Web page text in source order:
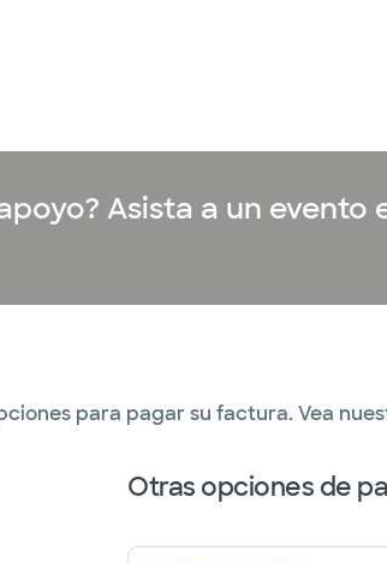
Asista a un evento
para pagar su factura. Vea
Otras opciones de